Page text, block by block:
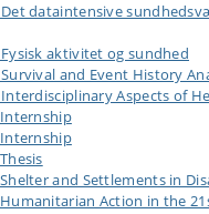
Det dataintensive
Fysisk aktivitet og sundhed
Survival and Event History
Interdisciplinary Aspects of
Internship
Internship
Shelter and Settlements in
Humanitarian Action in the